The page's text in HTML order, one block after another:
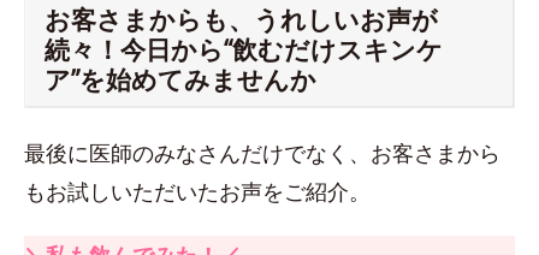
お客さまからも、うれしいお声が
続々！今日から“飲むだけスキンケ
ア”を始めてみませんか
最後に医師のみなさんだけでなく、お客さまから
もお試しいただいたお声をご紹介。